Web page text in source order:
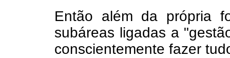
Então além da própria
subáreas ligadas a
conscientemente fazer